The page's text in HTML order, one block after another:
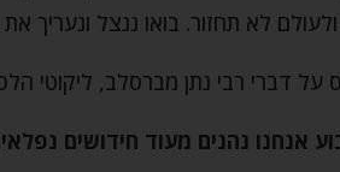
לא תחזור. בואו ננצל ונעריך
על דברי רבי נתן מברסלב, ליקוטי
אנחנו נהנים מעוד חידושים